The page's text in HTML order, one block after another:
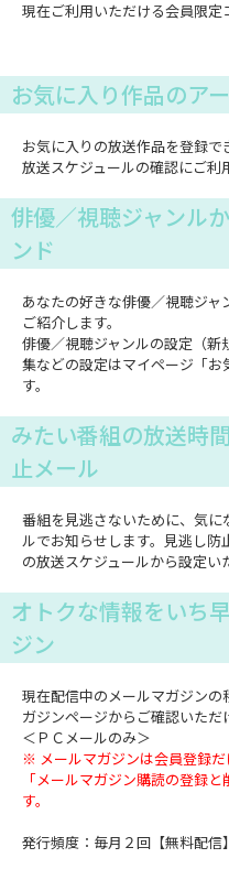
現在ご利用いただける会員限定
お気に入り作品のア
お気に入りの放送作品を登録
放送スケジュールの確認にご利
俳優／視聴ジャンル
ンド
あなたの好きな俳優／視聴ジ
ご紹介します。
俳優／視聴ジャンルの設定（
集などの設定はマイページ「
す。
みたい番組の放送時
止メール
番組を見逃さないために、気
ルでお知らせします。見逃し
の放送スケジュールから設定い
オトクな情報をいち
ジン
現在配信中のメールマガジン
ガジンページからご確認いただ
＜ＰＣメールのみ＞
※ メールマガジンは会員登録だ
「メールマガジン購読の登録
す。
発行頻度：毎月２回【無料配信】